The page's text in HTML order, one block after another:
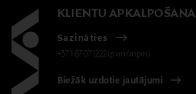
KLIENTU APKALPOŠANA
Sazināties
+371 67071222(pvm/mpm)
Biežāk uzdotie jautājumi